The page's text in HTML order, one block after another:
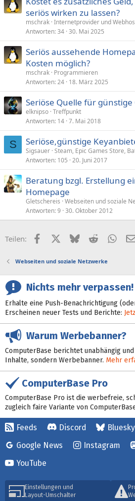
seriös wirken zu lassen?
mschrak Internetprovider und
Antworten 34 30. Mai 2025
Seriös aussehende
Kosten möglich?
mschrak Programmieren
Antworten 24 18. März 2025
Seriöse Quelle für günstige
elknipso Treffpunkt
Antworten 14 7. Mai 2018
S Seriöse,günstige
Sigsauer Steam, Epic Games Store,
Antworten 105 20. Juni 2017
Beratung bzgl. Erstellung
Homepage
Gletschereis Webseiten und soziale
Antworten 9 30. Oktober 2012
Teilen: FacebookX (Twitter)
BlueskyReddit
Webseiten und soziale Netzwerke
Nichts mehr verpassen!
Erhalte eine Push-Benachrichtigung
Erscheinen neuer Tests und Berichte:
Warum Werbebanner?
ComputerBase berichtet unabhängig
Inhalte, sondern Werbebanner. Mehr
ComputerBase Pro
ComputerBase Pro ist die werbefreie,
zugleich faire Variante von
Feeds Discord Bluesky
Google News
Instagram
YouTube
Einstellungen und
Layout-Umschalter